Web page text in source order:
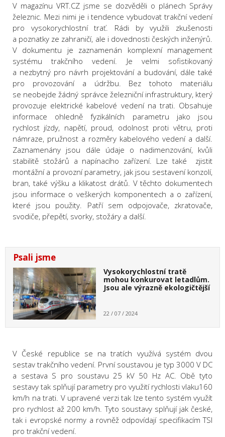
V magazínu VRT.CZ jsme se dozvěděli o plánech Správy
železnic. Mezi nimi je i tendence vybudovat trakční vedení
pro vysokorychlostní trať. Rádi by využili zkušenosti
a poznatky ze zahraničí, ale i dovednosti českých inženýrů.
V dokumentu je zaznamenán komplexní management
systému trakčního vedení. Je velmi sofistikovaný
a nezbytný pro návrh projektování a budování, dále také
pro provozování a údržbu. Bez tohoto materiálu
se neobejde žádný správce železniční infrastruktury, který
provozuje elektrické kabelové vedení na trati. Obsahuje
informace ohledně fyzikálních parametru jako jsou
rychlost jízdy, napětí, proud, odolnost proti větru, proti
námraze, pružnost a rozměry kabelového vedení a další.
Zaznamenány jsou dále údaje o nadimenzování, kvůli
stabilitě stožárů a napínacího zařízení. Lze také zjistit
montážní a provozní parametry, jak jsou sestavení konzolí,
bran, také výšku a klikatost drátů. V těchto dokumentech
jsou informace o veškerých komponentech a o zařízení,
které jsou použity. Patří sem odpojovače, zkratovače,
svodiče, přepětí, svorky, stožáry a další.
Psali jsme
Vysokorychlostní tratě
mohou konkurovat letadlům.
Jsou ale výrazně ekologičtější
22 / 07 / 2024
V České republice se na tratích využívá systém dvou
sestav trakčního vedení. První soustavou je typ 3000 V DC
a sestava S pro soustavu 25 kV50 Hz AC. Obě tyto
sestavy tak splňují parametry pro využití rychlosti vlaku160
km/h na trati. V upravené verzi tak lze tento systém využít
pro rychlost až 200 km/h. Tyto soustavy splňují jak české,
tak i evropské normy a rovněž odpovídajíspecifikacím TSI
pro trakční vedení.